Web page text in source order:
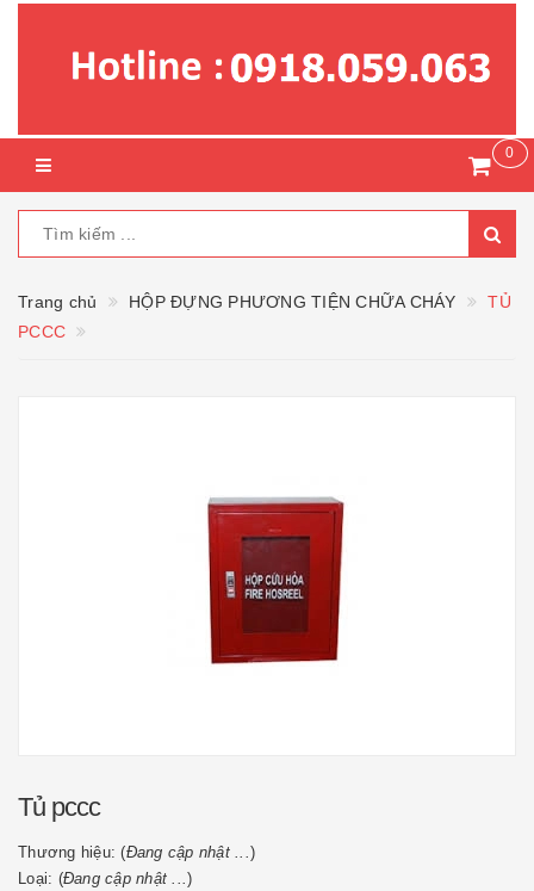
0
Trang chủ HỘP ĐỰNG PHƯƠNG TIỆN CHỮA CHÁY
TỦ
PCCC
Tủ pccc
Thương hiệu: (Đang cập nhật ...)
Loại: (Đang cập nhật ...)